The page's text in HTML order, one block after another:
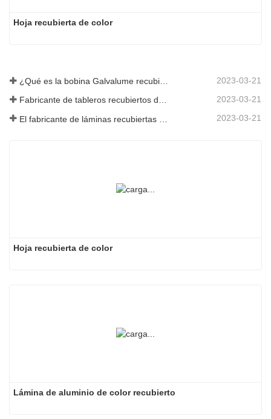
Hoja recubierta de color
2023-03-21
Fabricante de tableros recubiertos de color: Tablero recubierto de color Snowflake para adornos correctamente sacado de la línea de fabricación 2023-03-21
2023-03-21
Hoja recubierta de color
Lámina de aluminio de color recubierto